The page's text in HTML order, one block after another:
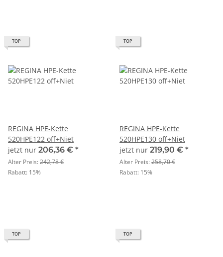
TOP
REGINA HPE-Kette
520HPE122 off+Niet
jetzt nur 206,36 € *
Alter Preis:242,78 €
Rabatt: 15%
TOP
REGINA HPE-Kette
520HPE130 off+Niet
jetzt nur 219,90 € *
Alter Preis:258,70 €
Rabatt: 15%
TOP TOP